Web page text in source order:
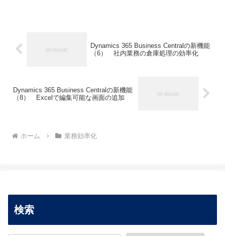
Dynamics 365 Business Centralの新機能
（6） 社内業務の倉庫処理の効率化
Dynamics 365 Business Centralの新機能
（8） Excelで編集可能な画面の追加
ホーム 業務効率化
検索